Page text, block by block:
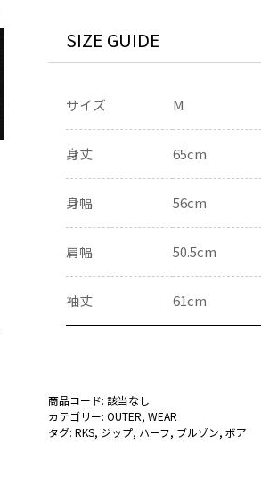
ッ
SIZE GUIDE
サイズ M
身丈 65cm
身幅 56cm
肩幅 50.5cm
袖丈 61cm
商品コード: 該当なし
カテゴリー: OUTER, WEAR
タグ: RKS, ジップ, ハーフ, ブルゾン, ボア